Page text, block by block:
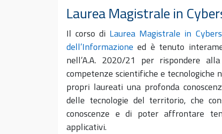
Laurea Magistrale in
Il corso di Laurea Magistrale in
dell’Informazione ed è tenuto
nell’A.A. 2020/21 per rispondere
competenze scientifiche e tecnologiche
propri laureati una profonda
delle tecnologie del territorio, che
conoscenze e di poter affrontare
applicativi.